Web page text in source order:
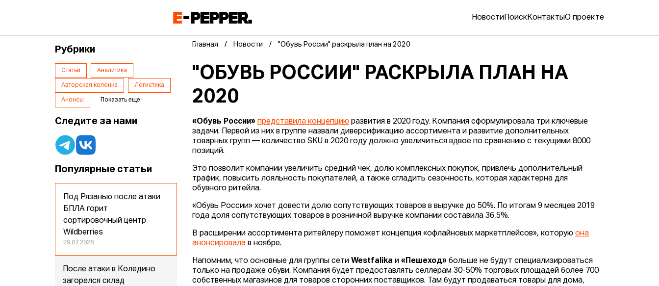
Новости ПоискКонтактыО проекте
Главная Новости "Обувь России" раскрыла план на 2020
"ОБУВЬ РОССИИ" РАСКРЫЛА ПЛАН НА
2020
«Обувь России» представила концепцию развития в 2020 году. Компания сформулировала три ключевые
задачи. Первой из них в группе назвали диверсификацию ассортимента и развитие дополнительных
товарных групп — количество SKU в 2020 году должно увеличиться вдвое по сравнению с текущими 8000
позиций.
Это позволит компании увеличить средний чек, долю комплексных покупок, привлечь дополнительный
трафик, повысить лояльность покупателей, а также сгладить сезонность, которая характерна для
обувного ритейла.
«Обувь России» хочет довести долю сопутствующих товаров в выручке до 50%. По итогам 9 месяцев 2019
года доля сопутствующих товаров в розничной выручке компании составила 36,5%.
В расширении ассортимента ритейлеру поможет концепция «офлайновых маркетплейсов», которуюона
анонсировала в ноябре.
Напомним, что основные для группы сетиWestfalika и«Пешеход» больше не будут специализироваться
только на продаже обуви. Компания будет предоставлять селлерам 30-50% торговых площадей более 700
собственных магазинов для товаров сторонних поставщиков. Там будут продаваться товары для дома,
Рубрики
Статьи Аналитика
Авторская колонка Логистика
Анонсы Показать еще
Следите за нами
Популярные статьи
Под Рязанью после атаки
БПЛА горит
сортировочный центр
Wildberries
29.07.2026
После атаки в Коледино
загорелся склад